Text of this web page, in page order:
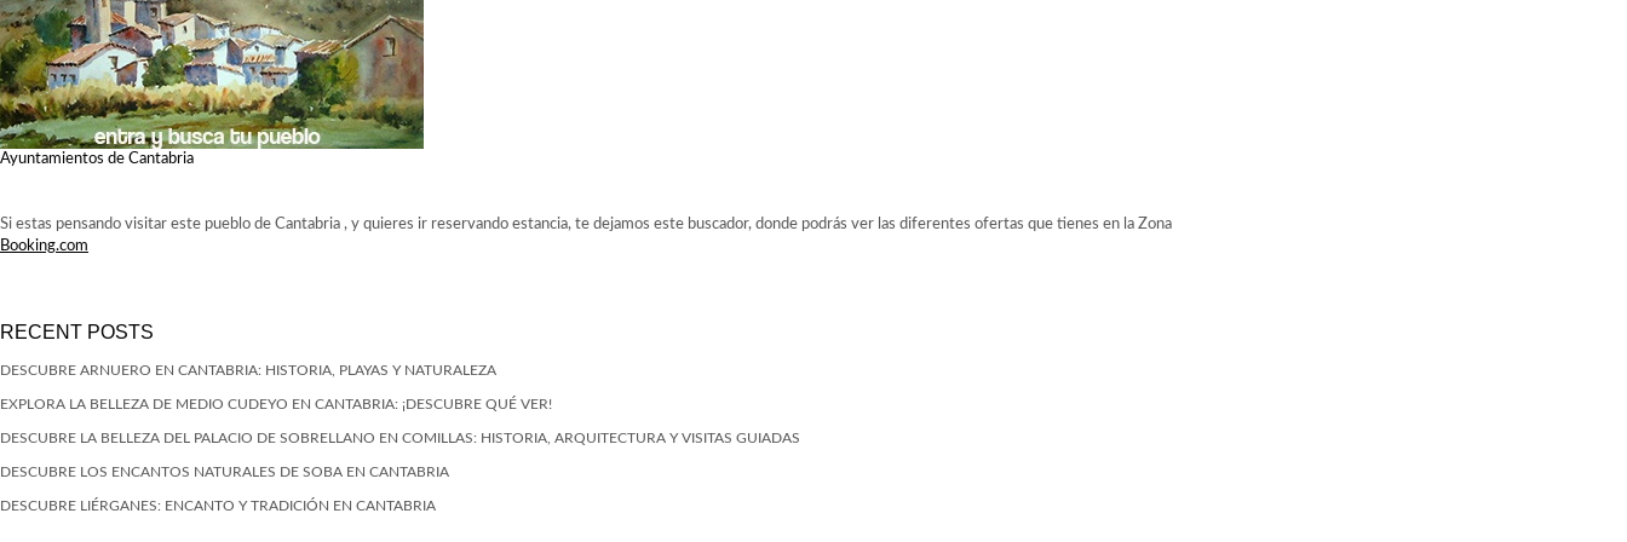
Ayuntamientos de Cantabria
Si estas pensando visitar este pueblo de Cantabria , y quieres ir reservando estancia, te dejamos este buscador, donde podrás ver las diferentes ofertas que tienes en la Zona
Booking.com
RECENT POSTS
DESCUBRE ARNUERO EN CANTABRIA: HISTORIA, PLAYAS Y NATURALEZA
EXPLORA LA BELLEZA DE MEDIO CUDEYO EN CANTABRIA: ¡DESCUBRE QUÉ VER!
DESCUBRE LA BELLEZA DEL PALACIO DE SOBRELLANO EN COMILLAS: HISTORIA, ARQUITECTURA Y VISITAS GUIADAS
DESCUBRE LOS ENCANTOS NATURALES DE SOBA EN CANTABRIA
DESCUBRE LIÉRGANES: ENCANTO Y TRADICIÓN EN CANTABRIA